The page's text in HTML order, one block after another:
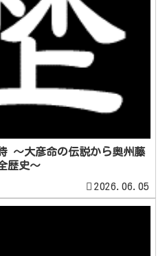
～大彦命の伝説から奥州藤
歴史～
2026.06.05